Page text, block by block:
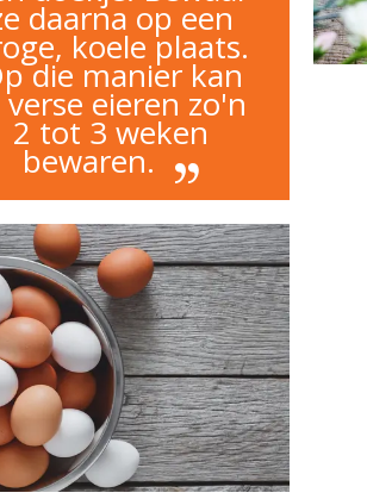
daarna op een
koele plaats.
die manier kan
verse eieren zo'n
2 tot 3 weken
bewaren.
ARTIKEL